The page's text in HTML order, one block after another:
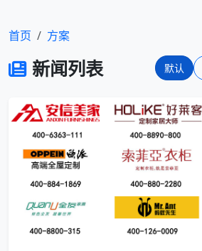
首页 方案
新闻列表 默认